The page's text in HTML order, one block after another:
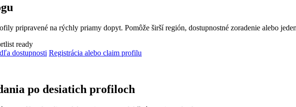
pripravené na rýchly priamy dopyt. Pomôže širší región, dostupnostné zoradenie alebo
ready
dostupnosti Registrácia alebo claim profilu
po desiatich profiloch